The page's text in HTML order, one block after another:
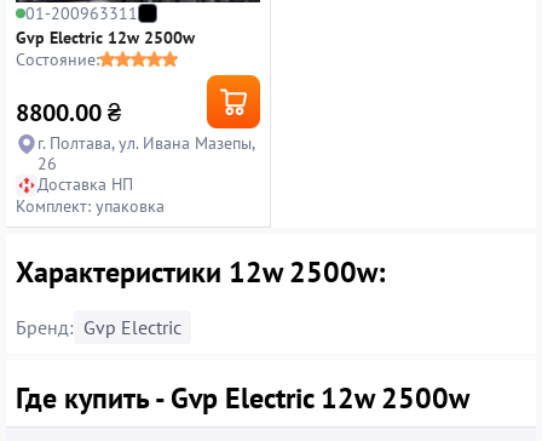
01-200963311
Gvp Electric 12w 2500w
Состояние:
8800.00₴
г. Полтава, ул. Ивана Мазепы,
26
Доставка НП
Комплект: упаковка
Характеристики 12w 2500w:
Бренд: Gvp Electric
Где купить - Gvp Electric 12w 2500w